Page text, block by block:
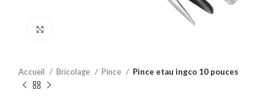
Accueil Bricolage Pince Pince etau ingco 10 pouces